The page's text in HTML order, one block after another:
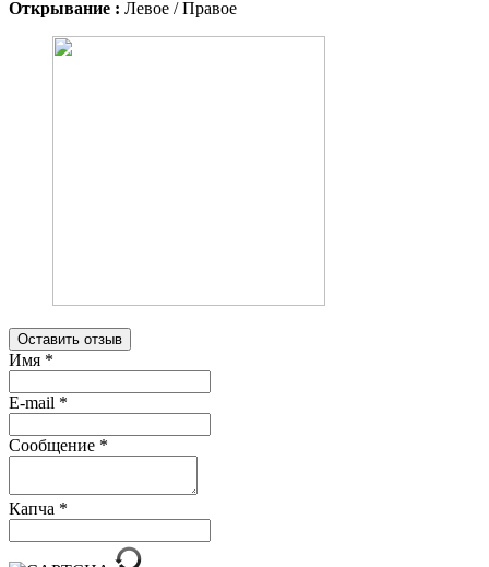
Открывание : Левое / Правое
Оставить отзыв
Имя *
E-mail *
Сообщение *
Капча *